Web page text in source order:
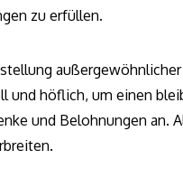
zu erfüllen.
und höflich, um einen
und Belohnungen an.